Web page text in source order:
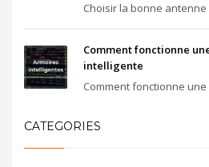
Choisir la bonne antenne
Comment fonctionne
intelligente
Comment fonctionne une
CATEGORIES